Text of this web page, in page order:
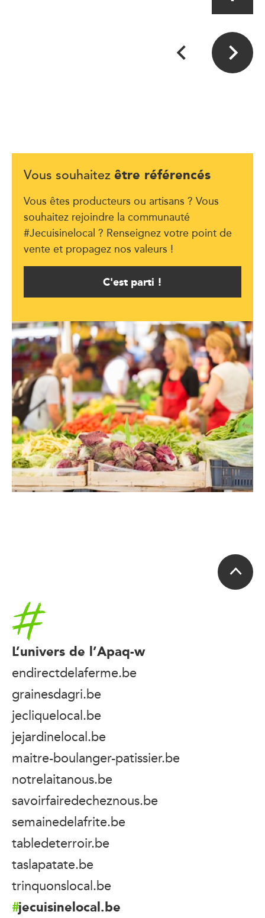
Vous souhaitez être référencés
Vous êtes producteurs ou artisans ? Vous
souhaitez rejoindre la communauté
#Jecuisinelocal ? Renseignez votre point de
vente et propagez nos valeurs !
C'est parti !
Accueil
L’univers de l’Apaq-w
endirectdelaferme.be
grainesdagri.be
jecliquelocal.be
jejardinelocal.be
maitre-boulanger-patissier.be
notrelaitanous.be
savoirfairedecheznous.be
semainedelafrite.be
tabledeterroir.be
taslapatate.be
trinquonslocal.be
jecuisinelocal.be